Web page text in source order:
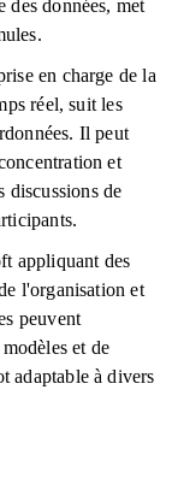
des données, met
en charge de la
réel, suit les
Il peut
et
discussions de
appliquant des
l'organisation et
peuvent
et de
adaptable à divers